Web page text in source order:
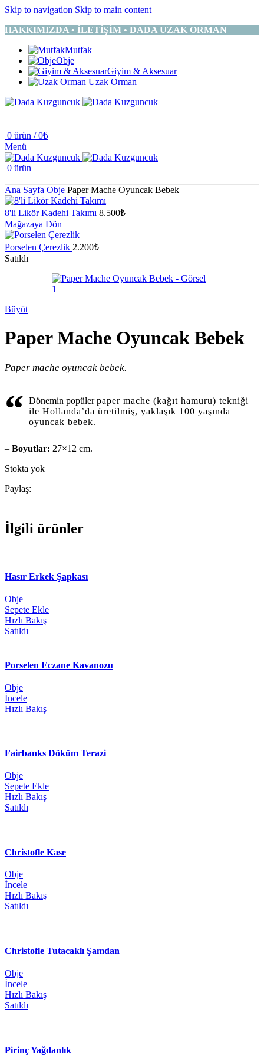
Skip to navigation Skip to main content
HAKKIMIZDA • İLETİŞİM • DADA UZAK ORMAN
Mutfak
Obje
Giyim & Aksesuar
Uzak Orman
0 ürün / 0₺
Menü
0 ürün
Ana Sayfa Obje Paper Mache Oyuncak Bebek
8'li Likör Kadehi Takımı 8.500₺
Mağazaya Dön
Porselen Çerezlik 2.200₺
Satıldı
Büyüt
Paper Mache Oyuncak Bebek
Paper mache oyuncak bebek.
“ Dönemin popüler paper mache (kağıt hamuru) tekniği
ile Hollanda’da üretilmiş, yaklaşık 100 yaşında
oyuncak bebek.
– Boyutlar: 27×12 cm.
Stokta yok
Paylaş:
İlgili ürünler
Hasır Erkek Şapkası
Obje
Sepete Ekle
Hızlı Bakış
Satıldı
Porselen Eczane Kavanozu
Obje
İncele
Hızlı Bakış
Fairbanks Döküm Terazi
Obje
Sepete Ekle
Hızlı Bakış
Satıldı
Christofle Kase
Obje
İncele
Hızlı Bakış
Satıldı
Christofle Tutacaklı Şamdan
Obje
İncele
Hızlı Bakış
Satıldı
Pirinç Yağdanlık